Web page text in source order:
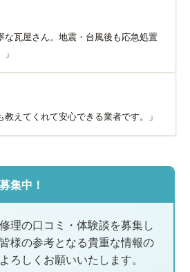
な瓦屋さん。地震・台風後も応急処置
教えてくれて安心できる業者です。」
集中！
理の口コミ・体験談を募集し
様の参考となる貴重な情報の
ろしくお願いいたします。